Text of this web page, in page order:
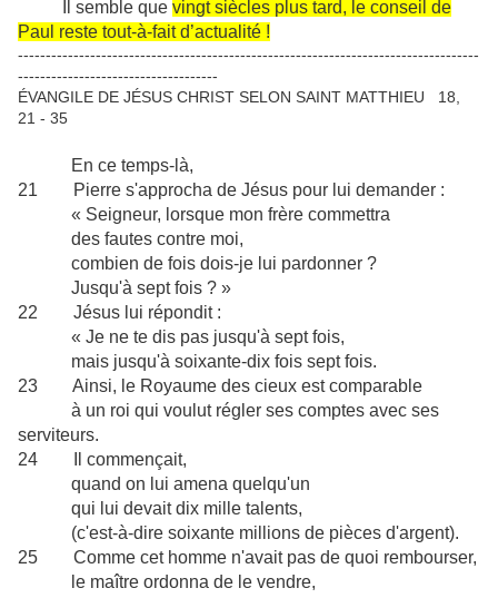
Il semble que vingt siècles plus tard, le conseil de
Paul reste tout-à-fait d’actualité !
-----------------------------------------------------------------------------------
------------------------------------
ÉVANGILE DE JÉSUS CHRIST SELON SAINT MATTHIEU
18,
21 - 35
En ce temps-là,
21 Pierre s'approcha de Jésus pour lui demander :
« Seigneur, lorsque mon frère commettra
des fautes contre moi,
combien de fois dois-je lui pardonner ?
Jusqu'à sept fois ? »
22 Jésus lui répondit :
« Je ne te dis pas jusqu'à sept fois,
mais jusqu'à soixante-dix fois sept fois.
23 Ainsi, le Royaume des cieux est comparable
à un roi qui voulut régler ses comptes avec ses
serviteurs.
24 Il commençait,
quand on lui amena quelqu'un
qui lui devait dix mille talents,
(c'est-à-dire soixante millions de pièces d'argent).
25 Comme cet homme n'avait pas de quoi rembourser,
le maître ordonna de le vendre,